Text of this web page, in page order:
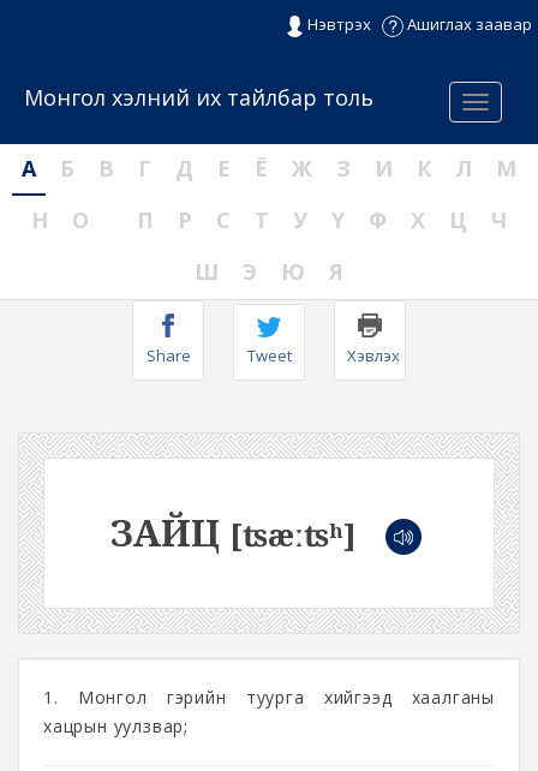
Нэвтрэх Ашиглах заавар
Menu
Монгол хэлний их тайлбар толь
А Б В Г Д Е Ё Ж З И К Л
М
Н
О П Р С Т У Ү Ф Х Ц
Ч
Ш
Э Ю Я
Share Tweet Хэвлэх
ЗАЙЦ [ʦæːʦʰ]
1. Монгол гэрийн туурга хийгээд хаалганы
хацрын уулзвар;